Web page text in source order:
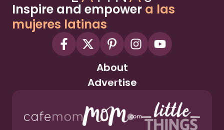
Inspire and empower a las
mujeres latinas
About
Advertise